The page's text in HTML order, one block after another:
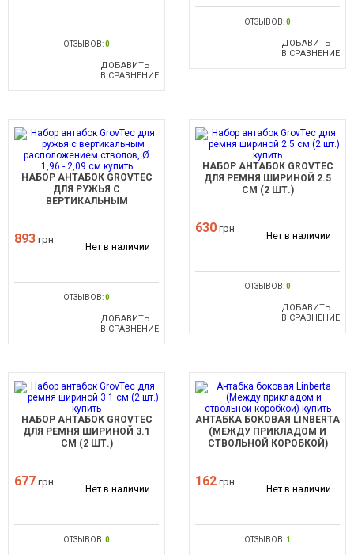
ОТЗЫВОВ:0
ДОБАВИТЬ
В СРАВНЕНИЕ
ОТЗЫВОВ:0
ДОБАВИТЬ
В СРАВНЕНИЕ
НАБОР АНТАБОК GROVTEC
ДЛЯ РУЖЬЯ С
ВЕРТИКАЛЬНЫМ
893 грн
Нет в наличии
ОТЗЫВОВ:0
ДОБАВИТЬ
В СРАВНЕНИЕ
НАБОР АНТАБОК GROVTEC
ДЛЯ РЕМНЯ ШИРИНОЙ 2.5
СМ (2 ШТ.)
630 грн
Нет в наличии
ОТЗЫВОВ:0
ДОБАВИТЬ
В СРАВНЕНИЕ
НАБОР АНТАБОК GROVTEC
ДЛЯ РЕМНЯ ШИРИНОЙ 3.1
СМ (2 ШТ.)
677 грн
Нет в наличии
ОТЗЫВОВ:0
АНТАБКА БОКОВАЯ LINBERTA
(МЕЖДУ ПРИКЛАДОМ И
СТВОЛЬНОЙ КОРОБКОЙ)
162 грн
Нет в наличии
ОТЗЫВОВ: 1